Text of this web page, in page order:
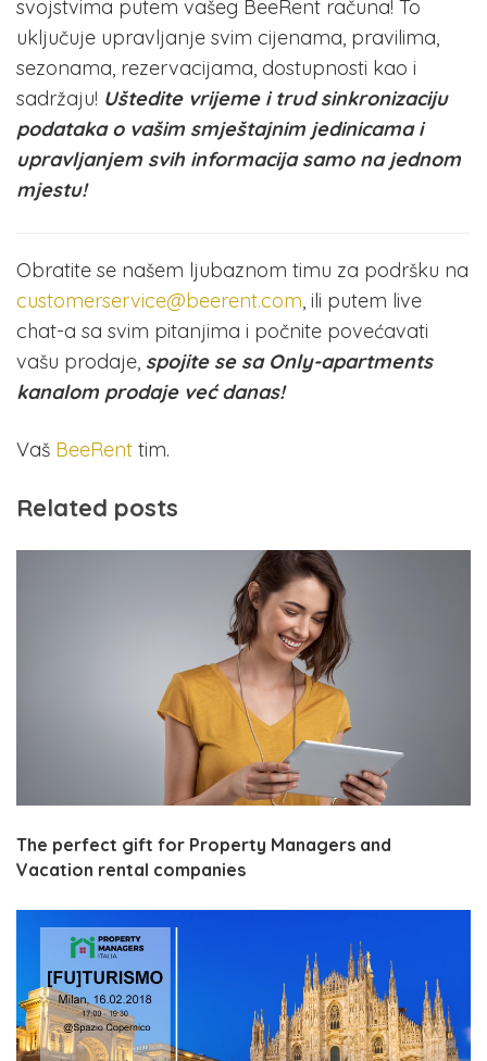
svojstvima putem vašeg BeeRent računa! To
uključuje upravljanje svim cijenama, pravilima,
sezonama, rezervacijama, dostupnosti kao i
sadržaju! Uštedite vrijeme i trud sinkronizaciju
podataka o vašim smještajnim jedinicama i
upravljanjem svih informacija samo na jednom
mjestu!
Obratite se našem ljubaznom timu za podršku na
customerservice@beerent.com, ili putem live
chat-a sa svim pitanjima i počnite povećavati
vašu prodaje, spojite se sa Only-apartments
kanalom prodaje već danas!
Vaš BeeRent tim.
Related posts
The perfect gift for Property Managers and
Vacation rental companies